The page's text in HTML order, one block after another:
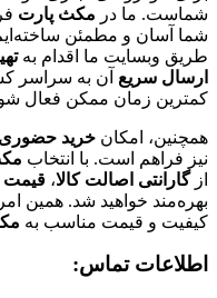
شماست. ما در مکث پارت
شما آسان و مطمئن
طریق وبسایت ما اقدام به
ارسال سریع آن به سراسر
کمترین زمان ممکن فعال
همچنین، امکان خرید حضوری
نیز فراهم است. با انتخاب
ازگارانتی اصالت کالا، قیمت
بهره‌مند خواهید شد. همین
کیفیت و قیمت مناسب به
اطلاعات تماس: